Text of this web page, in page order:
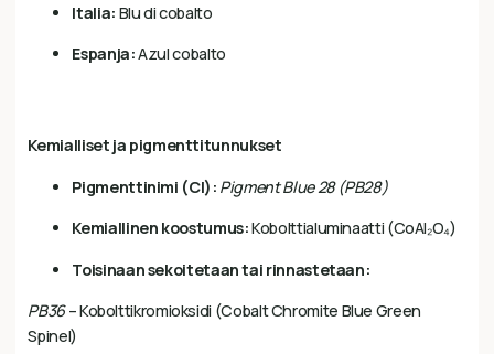
Italia: Blu di cobalto
Espanja:Azul cobalto
Kemialliset ja pigmenttitunnukset
Pigmenttinimi (CI): Pigment Blue 28 (PB28)
Kemiallinen koostumus:Kobolttialuminaatti (CoAl₂O₄)
Toisinaan sekoitetaan tai rinnastetaan:
PB36– Kobolttikromioksidi (Cobalt Chromite Blue Green
Spinel)